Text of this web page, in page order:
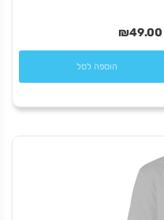
₪49.00
הוספה לסל